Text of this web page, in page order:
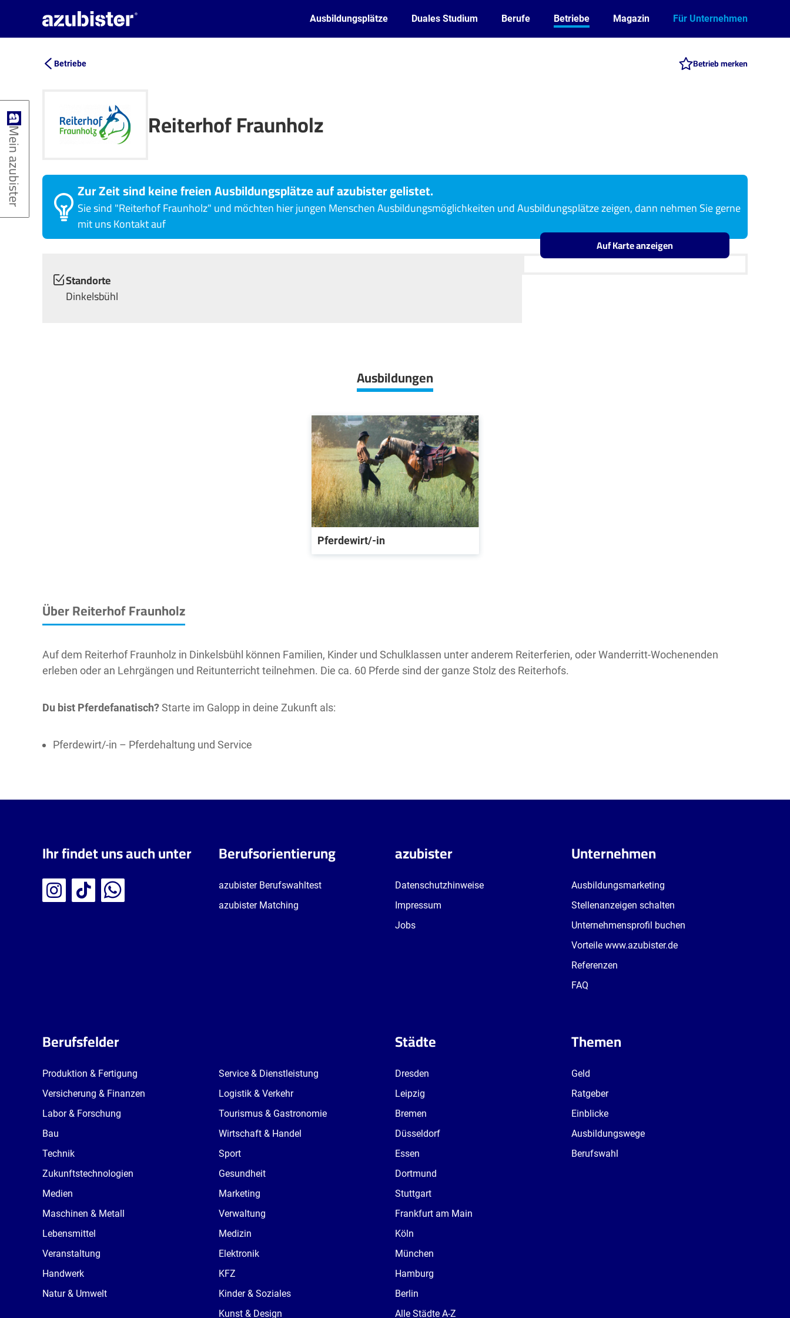
Ausbildungsplätze Duales Studium Berufe Betriebe Magazin Für Unternehmen
Betriebe Betrieb merken
Reiterhof Fraunholz
Zur Zeit sind keine freien Ausbildungsplätze auf azubister gelistet.
Sie sind "Reiterhof Fraunholz" und möchten hier jungen Menschen Ausbildungsmöglichkeiten und Ausbildungsplätze zeigen, dann nehmen Sie gerne
mit uns Kontakt auf
Standorte
Dinkelsbühl
Leaflet OpenStreetMap2
Auf Karte anzeigen
Ausbildungen
Pferdewirt/-in
Über Reiterhof Fraunholz
Auf dem Reiterhof Fraunholz in Dinkelsbühl können Familien, Kinder und Schulklassen unter anderem Reiterferien, oder Wanderritt-Wochenenden
erleben oder an Lehrgängen und Reitunterricht teilnehmen. Die ca. 60 Pferde sind der ganze Stolz des Reiterhofs.
Du bist Pferdefanatisch?Starte im Galopp in deine Zukunft als:
Pferdewirt/-in – Pferdehaltung und Service
Ihr findet uns auch unter Berufsorientierung
azubister Berufswahltest
azubister Matching
azubister
Datenschutzhinweise
Impressum
Jobs
Unternehmen
Ausbildungsmarketing
Stellenanzeigen schalten
Unternehmensprofil buchen
Vorteile www.azubister.de
Referenzen
FAQ
Berufsfelder
Produktion & Fertigung
Versicherung & Finanzen
Labor & Forschung
Bau
Technik
Zukunftstechnologien
Medien
Maschinen & Metall
Lebensmittel
Veranstaltung
Handwerk
Natur & Umwelt
Service & Dienstleistung
Logistik & Verkehr
Tourismus & Gastronomie
Wirtschaft & Handel
Sport
Gesundheit
Marketing
Verwaltung
Medizin
Elektronik
KFZ
Kinder & Soziales
Kunst & Design
Städte
Dresden
Leipzig
Bremen
Düsseldorf
Essen
Dortmund
Stuttgart
Frankfurt am Main
Köln
München
Hamburg
Berlin
Alle Städte A-Z
Themen
Geld
Ratgeber
Einblicke
Ausbildungswege
Berufswahl
Mein azubister